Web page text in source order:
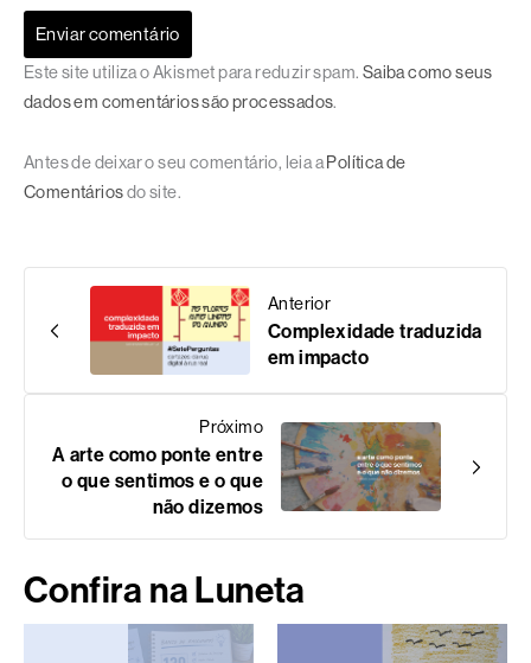
Este site utiliza o Akismet para reduzir spam. Saiba como seus
dados em comentários são processados.
Antes de deixar o seu comentário, leia a Política de
Comentáriosdo site.
Anterior
Complexidade traduzida
em impacto
Próximo
A arte como ponte entre
o que sentimos e o que
não dizemos
Confira na Luneta